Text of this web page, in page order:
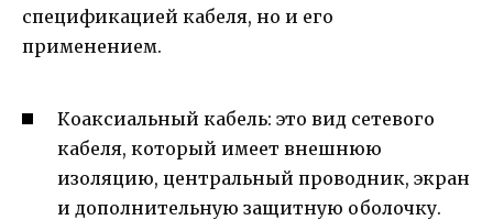
спецификацией кабеля, но и его
применением.
Коаксиальный кабель: это вид сетевого
кабеля, который имеет внешнюю
изоляцию, центральный проводник, экран
и дополнительную защитную оболочку.